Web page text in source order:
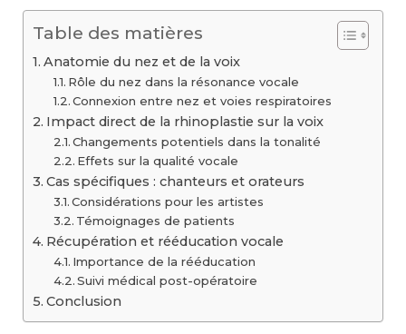
Table des matières
Anatomie du nez et de la voix
Rôle du nez dans la résonance vocale
Connexion entre nez et voies respiratoires
Impact direct de la rhinoplastie sur la voix
Changements potentiels dans la tonalité
Effets sur la qualité vocale
Cas spécifiques : chanteurs et orateurs
Considérations pour les artistes
Témoignages de patients
Récupération et rééducation vocale
Importance de la rééducation
Suivi médical post-opératoire
Conclusion